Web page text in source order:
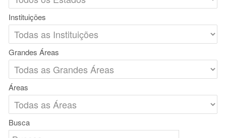
Instituições
Grandes Áreas
Áreas
Busca